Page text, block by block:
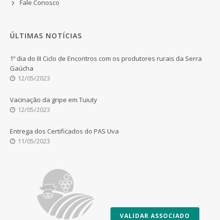
Fale Conosco
ÚLTIMAS NOTÍCIAS
1º dia do III Ciclo de Encontros com os produtores rurais da Serra
Gaúcha
12/05/2023
Vacinação da gripe em Tuiuty
12/05/2023
Entrega dos Certificados do PAS Uva
11/05/2023
VALIDAR ASSOCIADO